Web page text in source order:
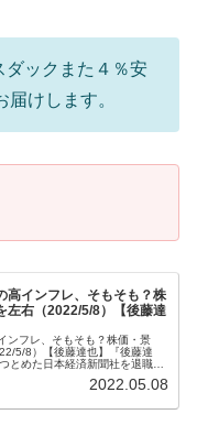
ダックまた４％安
届けします。
高インフレ、そもそも？株
左右（2022/5/8）【後藤達
ンフレ、そもそも？株価・景
5/8）【後藤達也】『後藤達
とめた日本経済新聞社を退職。
2022.05.08